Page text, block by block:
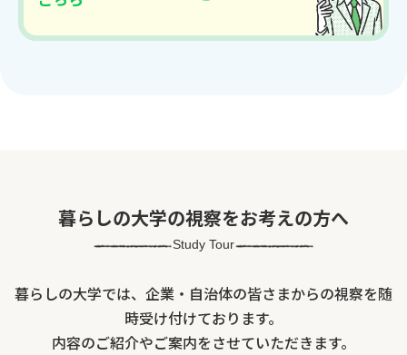
暮らしの大学の視察をお考えの方へ
Study Tour
暮らしの大学では、企業・自治体の皆さまからの視察を随
時受け付けております。
内容のご紹介やご案内をさせていただきます。